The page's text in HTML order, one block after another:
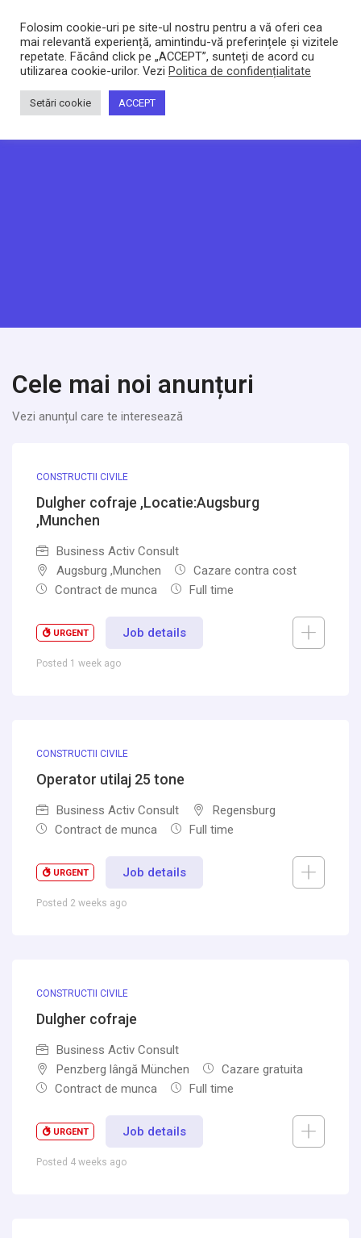
Bacltd
Locuri de munca
Cele mai noi anunțuri
Vezi anunțul care te interesează
CONSTRUCTII CIVILE
Dulgher cofraje ,Locatie:Augsburg
,Munchen
Business Activ Consult
Augsburg ,Munchen
Cazare contra cost
Contract de munca
Full time
URGENT Job details
Posted 1 week ago
CONSTRUCTII CIVILE
Operator utilaj 25 tone
Business Activ Consult
Regensburg
Contract de munca
Full time
URGENT Job details
Posted 2 weeks ago
CONSTRUCTII CIVILE
Dulgher cofraje
Business Activ Consult
Penzberg lângă München
Cazare gratuita
Contract de munca
Full time
URGENT Job details
Posted 4 weeks ago
Folosim cookie-uri pe site-ul nostru pentru a vă oferi cea
mai relevantă experiență, amintindu-vă preferințele și vizitele
repetate. Făcând click pe „ACCEPT”, sunteți de acord cu
utilizarea cookie-urilor. Vezi Politica de confidențialitate
Setări cookie ACCEPT